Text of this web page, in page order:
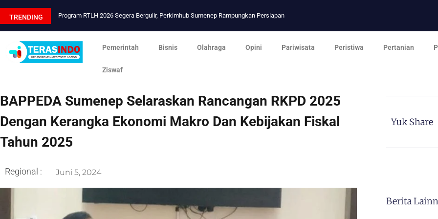
TRENDING Program RTLH 2026 Segera Bergulir, Perkimhub Sumenep Rampungkan Persiapan
Pemerintah Bisnis Olahraga Opini Pariwisata Peristiwa Pertanian
Ziswaf
BAPPEDA Sumenep Selaraskan Rancangan RKPD 2025
Dengan Kerangka Ekonomi Makro Dan Kebijakan Fiskal
Tahun 2025
Regional : Juni 5, 2024
Yuk Share
Berita